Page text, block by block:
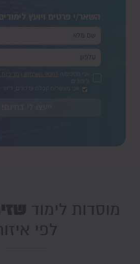
השאר/י פרטים ויועץ לימודים
לימודים
אני מאשר/ת קבלת עדכונים, דיוור
מוסדות לימוד
לפי